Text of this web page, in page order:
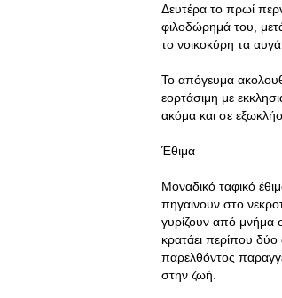
Δευτέρα το πρωί
φιλοδώρημά του,
το νοικοκύρη τα αυγά
Το απόγευμα
εορτάσιμη με
ακόμα και σε
Έθιμα
Μοναδικό ταφικό
πηγαίνουν στο
γυρίζουν από μνήμα
κρατάει περίπου δύο
παρελθόντος
στην ζωή.